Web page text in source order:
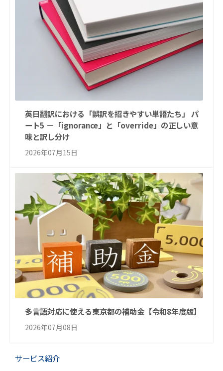
英日翻訳における「誤訳を招きやすい単語たち」 パ
ート5 －「ignorance」と「override」の正しい意
味と訳し分け
2026年07月15日
多言語対応に使える東京都の補助金【令和8年度版】
2026年07月08日
サービス紹介